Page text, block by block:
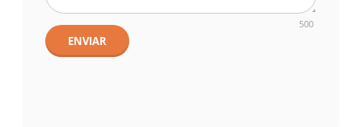
500
ENVIAR